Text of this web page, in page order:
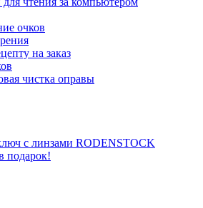
очков
на заказ
чистка оправы
с линзами RODENSTOCK
подарок!